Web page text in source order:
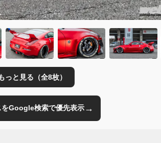
っと見る（全8枚）
Google検索で優先表示→